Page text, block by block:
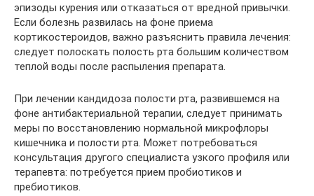
эпизоды курения или отказаться от вредной привычки.
Если болезнь развилась на фоне приема
кортикостероидов, важно разъяснить правила лечения:
следует полоскать полость рта большим количеством
теплой воды после распыления препарата.
При лечении кандидоза полости рта, развившемся на
фоне антибактериальной терапии, следует принимать
меры по восстановлению нормальной микрофлоры
кишечника и полости рта. Может потребоваться
консультация другого специалиста узкого профиля или
терапевта: потребуется прием пробиотиков и
пребиотиков.